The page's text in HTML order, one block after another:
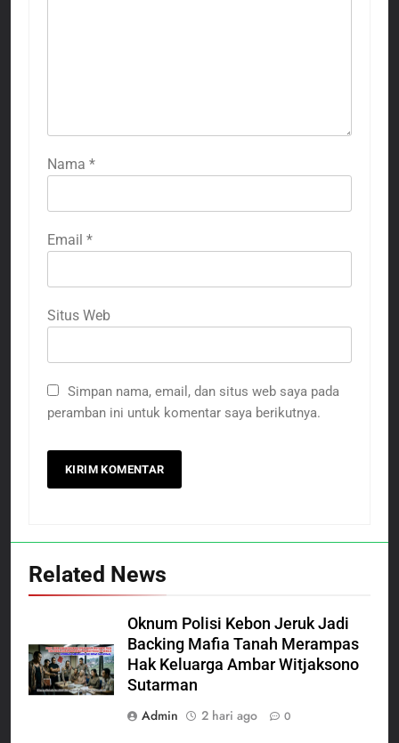
Nama *
Email *
Situs Web
Simpan nama, email, dan situs web saya pada
peramban ini untuk komentar saya berikutnya.
Related News
Oknum Polisi Kebon Jeruk Jadi
Backing Mafia Tanah Merampas
Hak Keluarga Ambar Witjaksono
Sutarman
Admin
2 hari ago 0